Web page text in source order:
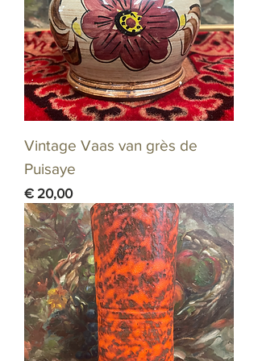
Vintage Vaas van grès de
Puisaye
Prijs
€ 20,00